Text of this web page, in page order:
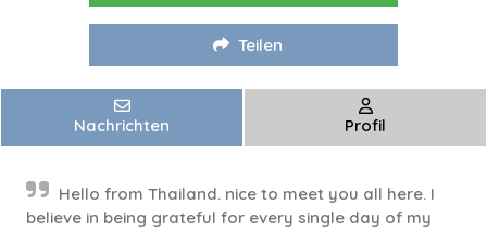
Teilen
Nachrichten Profil
Hello from Thailand. nice to meet you all here. I
believe in being grateful for every single day of my